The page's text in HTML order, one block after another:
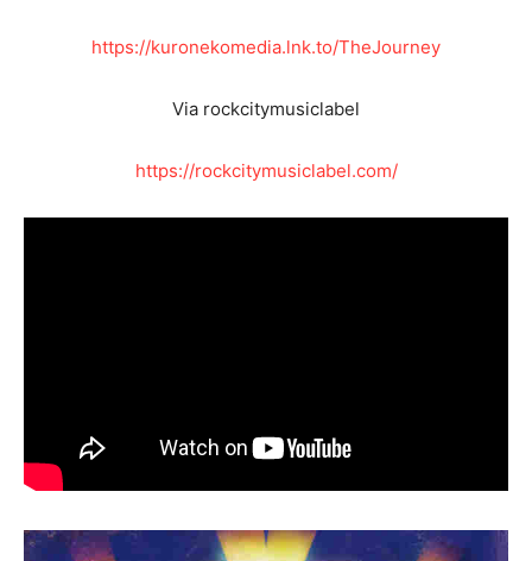
https://kuronekomedia.lnk.to/TheJourney
Via rockcitymusiclabel
https://rockcitymusiclabel.com/